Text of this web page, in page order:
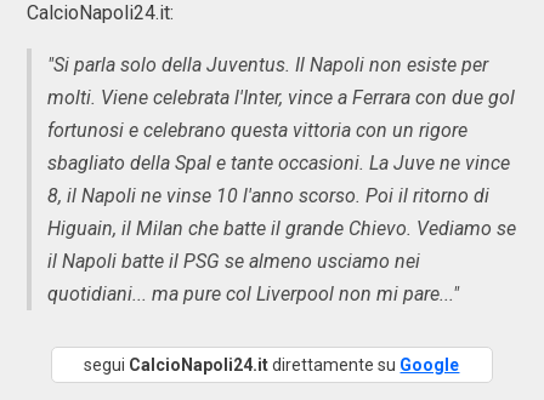
CalcioNapoli24.it:
"Si parla solo della Juventus. Il Napoli non esiste per
molti. Viene celebrata l'Inter, vince a Ferrara con due gol
fortunosi e celebrano questa vittoria con un rigore
sbagliato della Spal e tante occasioni. La Juve ne vince
8, il Napoli ne vinse 10 l'anno scorso. Poi il ritorno di
Higuain, il Milan che batte il grande Chievo. Vediamo se
il Napoli batte il PSG se almeno usciamo nei
quotidiani... ma pure col Liverpool non mi pare..."
segui CalcioNapoli24.itdirettamente su Google